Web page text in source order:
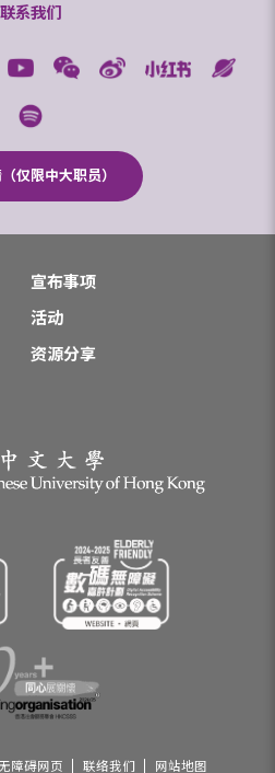
联系我们
仅限中大职员）
宣布事项
活动
资源分享
障碍网页 联络我们 网站地图